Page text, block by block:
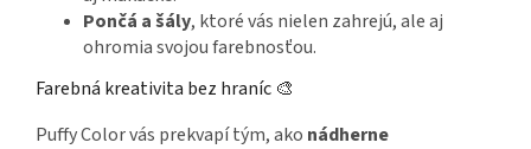
Pončá a šály, ktoré vás nielen zahrejú, ale aj
ohromia svojou farebnosťou.
Farebná kreativita bez hraníc 🎨
Puffy Color vás prekvapí tým, ako nádherne